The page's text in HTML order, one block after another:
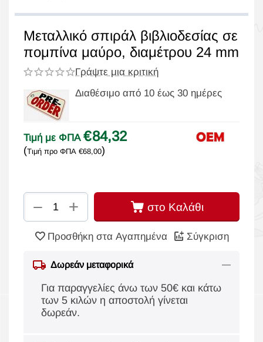
Μεταλλικό σπιράλ βιβλιοδεσίας σε
πομπίνα μαύρο, διαμέτρου 24 mm
Γράψτε μια κριτική
Διαθέσιμο από 10 έως 30 ημέρες
Τιμή με ΦΠΑ €84,32
(Τιμή προ ΦΠΑ €68,00)
+
− στο Καλάθι
Προσθήκη στα Αγαπημένα Σύγκριση
Δωρεάν μεταφορικά
Για παραγγελίες άνω των 50€ και κάτω
των 5 κιλών η αποστολή γίνεται
δωρεάν.